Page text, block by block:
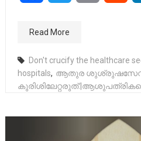
Read More
Don't crucify the healthcare
hospitals, ആതുര
കുരിശിലേറ്റരുത്:|ആശുപത്രികളെ